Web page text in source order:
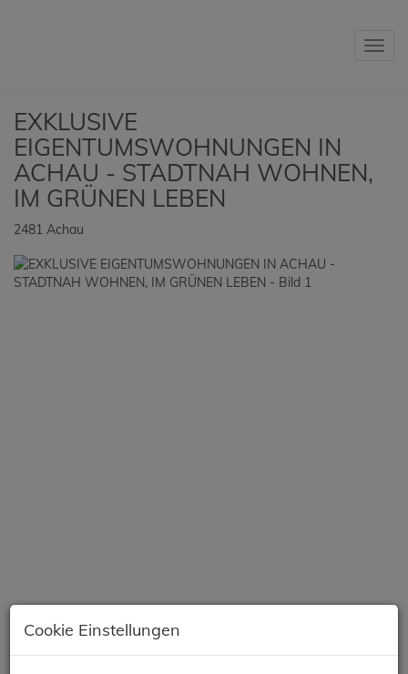
EXKLUSIVE
EIGENTUMSWOHNUNGEN IN
ACHAU - STADTNAH WOHNEN,
IM GRÜNEN LEBEN
2481 Achau
Cookie Einstellungen